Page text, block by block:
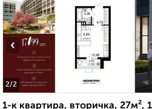
2/2
‹
1-к квартира, вторичка, 27м²,